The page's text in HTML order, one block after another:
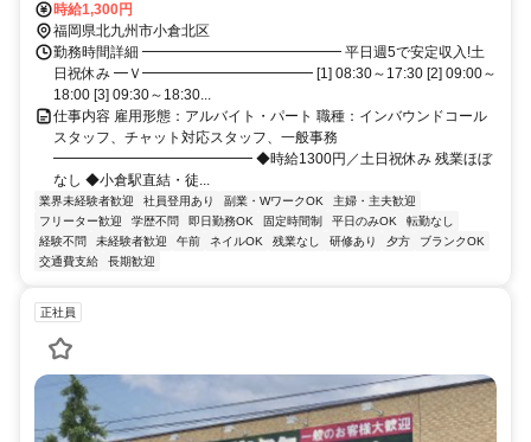
駅」より徒歩5分
時給1,300円
福岡県北九州市小倉北区
勤務時間詳細 ━━━━━━━━━━━━━━ 平日週5で安定収入!土
日祝休み ━Ｖ━━━━━━━━━━━━ [1] 08:30～17:30 [2] 09:00～
18:00 [3] 09:30～18:30...
仕事内容 雇用形態：アルバイト・パート 職種：インバウンドコール
スタッフ、チャット対応スタッフ、一般事務
━━━━━━━━━━━━━━ ◆時給1300円／土日祝休み 残業ほぼ
なし ◆小倉駅直結・徒...
業界未経験者歓迎 社員登用あり 副業・WワークOK
主婦・主夫歓迎
フリーター歓迎
学歴不問 即日勤務OK 固定時間制 平日のみOK
転勤なし
経験不問
未経験者歓迎 午前 ネイルOK 残業なし 研修あり 夕方
ブランクOK
交通費支給
長期歓迎
正社員